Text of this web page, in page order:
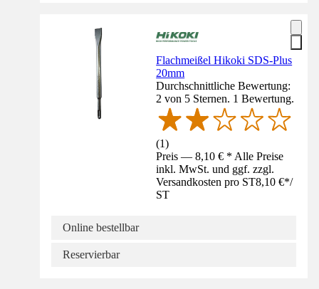
Flachmeißel Hikoki SDS-Plus
20mm
Durchschnittliche Bewertung:
2 von 5 Sternen. 1 Bewertung.
(1)
Preis — 8,10 € * Alle Preise
inkl. MwSt. und ggf. zzgl.
Versandkosten pro ST8,10 €*/
ST
Online bestellbar
Reservierbar